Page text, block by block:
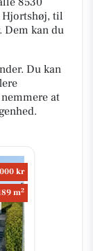
Hjortshøj, til
Dem kan du
Du kan
at
kr
m2